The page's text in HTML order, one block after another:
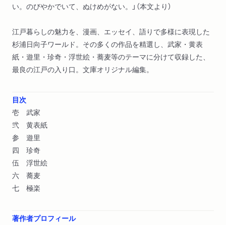
い。のびやかでいて、ぬけめがない。」（本文より）
江戸暮らしの魅力を、漫画、エッセイ、語りで多様に表現した
杉浦日向子ワールド。その多くの作品を精選し、武家・黄表
紙・遊里・珍奇・浮世絵・蕎麦等のテーマに分けて収録した、
最良の江戸の入り口。文庫オリジナル編集。
目次
壱 武家
弐 黄表紙
参 遊里
四 珍奇
伍 浮世絵
六 蕎麦
七 極楽
著作者プロフィール